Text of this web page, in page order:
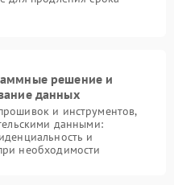
решение и
данных
и инструментов,
данными:
и
необходимости